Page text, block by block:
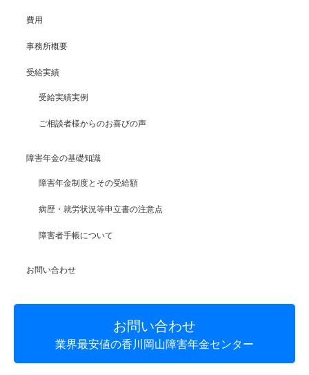
費用
事務所概要
受給実績
受給実績実例
ご相談者様からのお喜びの声
障害年金の基礎知識
障害年金制度とその受給額
病歴・就労状況等申立書の注意点
障害者手帳について
お問い合わせ
お問い合わせ
業界最安値の香川岡山障害年金センター